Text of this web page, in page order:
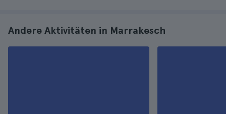
Andere Aktivitäten in Marrakesch